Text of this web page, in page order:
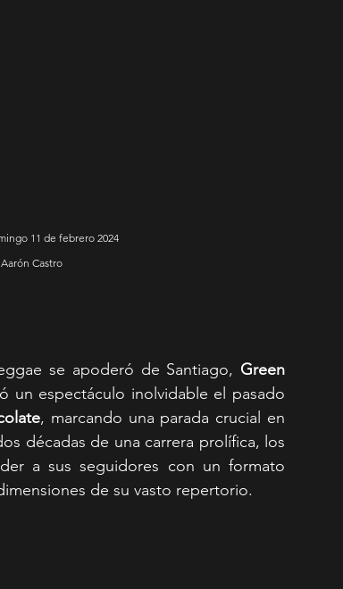
11 de febrero 2024
Castro
se apoderó de Santiago, Green
, marcando una parada crucial en
décadas de una carrera prolífica, los
a sus seguidores con un formato
de su vasto repertorio.